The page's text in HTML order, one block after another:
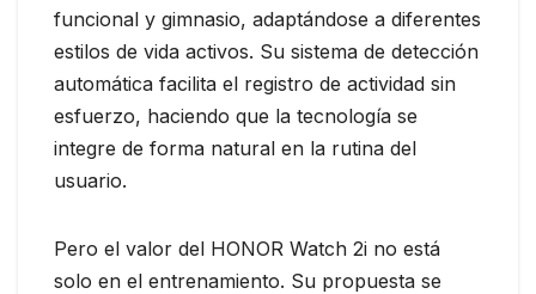
funcional y gimnasio, adaptándose a diferentes
estilos de vida activos. Su sistema de detección
automática facilita el registro de actividad sin
esfuerzo, haciendo que la tecnología se
integre de forma natural en la rutina del
usuario.
Pero el valor del HONOR Watch 2i no está
solo en el entrenamiento. Su propuesta se